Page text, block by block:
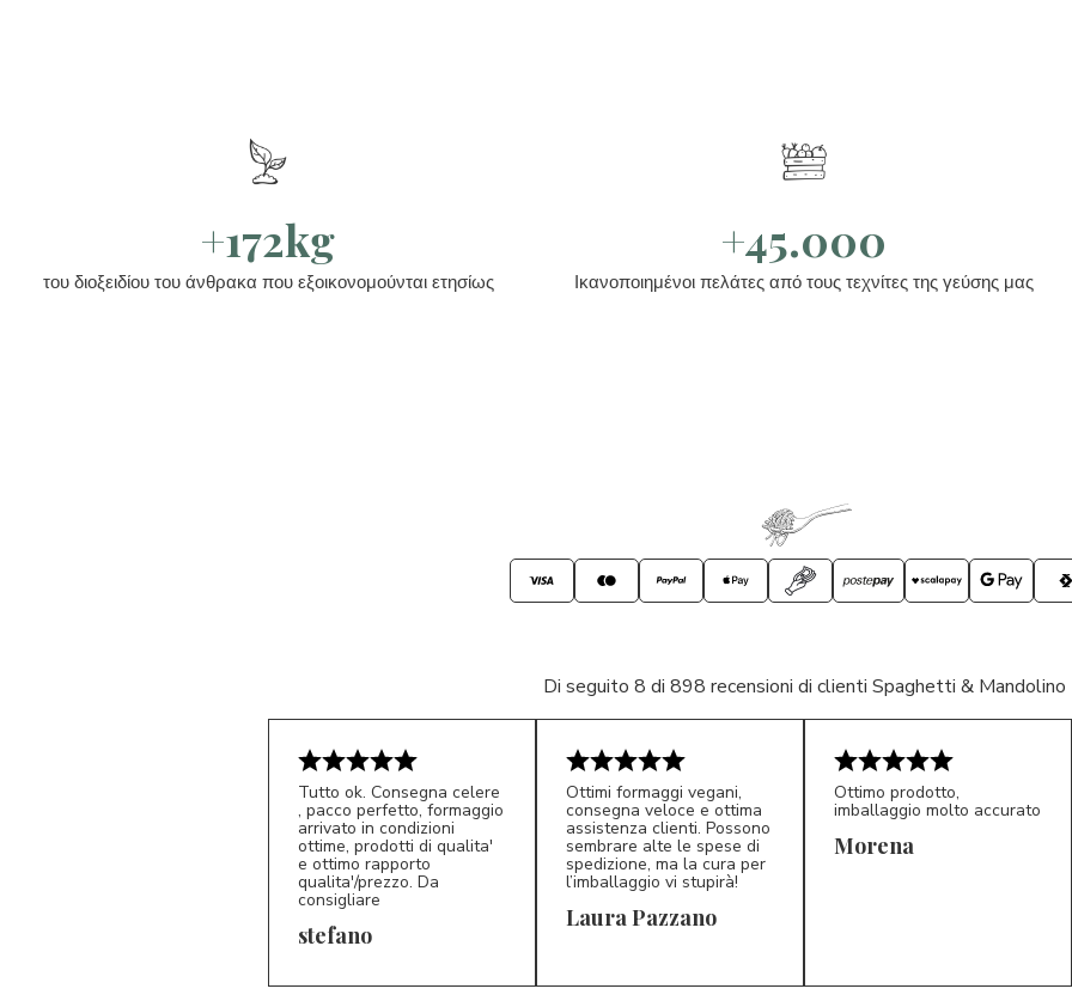
+172kg
του διοξειδίου του άνθρακα που εξοικονομούνται ετησίως
+45.000
Ικανοποιημένοι πελάτες από τους τεχνίτες της γεύσης μας
Di seguito 8 di 898 recensioni di clienti Spaghetti & Mandolino
S*
Tutto ok. Consegna celere
, pacco perfetto, formaggio
arrivato in condizioni
ottime, prodotti di qualita'
e ottimo rapporto
qualita'/prezzo. Da
consigliare
stefano LP 5/5
Ottimi formaggi vegani,
consegna veloce e ottima
assistenza clienti. Possono
sembrare alte le spese di
spedizione, ma la cura per
l’imballaggio vi stupirà!
Laura Pazzano
Ottimo prodotto,
imballaggio molto accurato
Morena